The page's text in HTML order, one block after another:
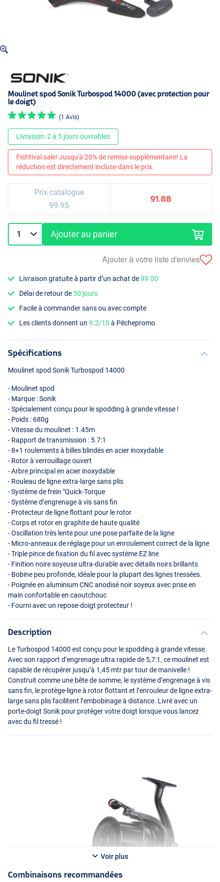
Moulinet spod Sonik Turbospod 14000 (avec protection pour
le doigt)
(1 Avis)
Livraison: 2 à 5 jours ouvrables
Fishtival sale! Jusqu'à 20% de remise supplémentaire! La
réduction est directement incluse dans le prix.
Prix catalogue
99.95
91.88
Ajouter au panier
Ajouter à votre liste d'envies
Livraison gratuite à partir d’un achat de99.00
Délai de retour de 50 jours
Facile à commander sans ou avec compte
Les clients donnent un9.2/10 à Pêchepromo
Spécifications
Moulinet spod Sonik Turbospod 14000
- Moulinet spod
- Marque : Sonik
- Spécialement conçu pour le spodding à grande vitesse !
- Poids : 680g
- Vitesse du moulinet : 1.45m
- Rapport de transmission : 5.7:1
- 8+1 roulements à billes blindés en acier inoxydable
- Rotor à verrouillage ouvert
- Arbre principal en acier inoxydable
- Rouleau de ligne extra-large sans plis
- Système de frein "Quick-Torque
- Système d’engrenage à vis sans fin
- Protecteur de ligne flottant pour le rotor
- Corps et rotor en graphite de haute qualité
- Oscillation très lente pour une pose parfaite de la ligne
- Micro-anneaux de réglage pour un enroulement correct de la ligne
- Triple pince de fixation du fil avec système EZ line
- Finition noire soyeuse ultra-durable avec détails noirs brillants
- Bobine peu profonde, idéale pour la plupart des lignes tressées.
- Poignée en aluminiumCNCanodisé noir soyeux avec prise en
main confortable en caoutchouc
- Fourni avec un repose-doigt protecteur !
Description
Le Turbospod 14000 est conçu pour le spodding à grande vitesse.
Avec son rapport d’engrenage ultra rapide de 5,7:1, ce moulinet est
capable de récupérer jusqu’à 1,45 mtr par tour de manivelle !
Construit comme une bête de somme, le système d’engrenage à vis
sans fin, le protège-ligne à rotor flottant et l’enrouleur de ligne extra-
large sans plis facilitent l’embobinage à distance. Livré avec un
porte-doigt Sonik pour protéger votre doigt lorsque vous lancez
avec du fil tressé !
Voir plus
Combinaisons recommandées